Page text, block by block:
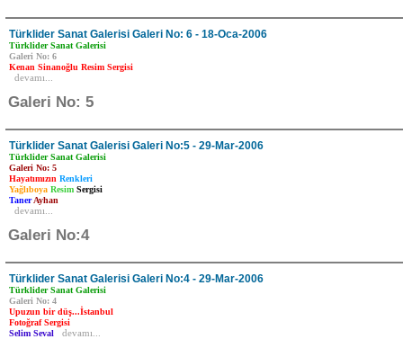
Türklider Sanat Galerisi Galeri No: 6 - 18-Oca-2006
Türklider Sanat Galerisi
Galeri No: 6
Kenan Sinanoğlu Resim Sergisi
devamı...
Galeri No: 5
Türklider Sanat Galerisi Galeri No:5 - 29-Mar-2006
Türklider Sanat Galerisi
Galeri No: 5
Hayatımızın Renkleri
Yağlıboya Resim Sergisi
TanerAyhan
devamı...
Galeri No:4
Türklider Sanat Galerisi Galeri No:4 - 29-Mar-2006
Türklider Sanat Galerisi
Galeri No: 4
Upuzun bir düş...İstanbul
Fotoğraf Sergisi
Selim Seval
devamı...